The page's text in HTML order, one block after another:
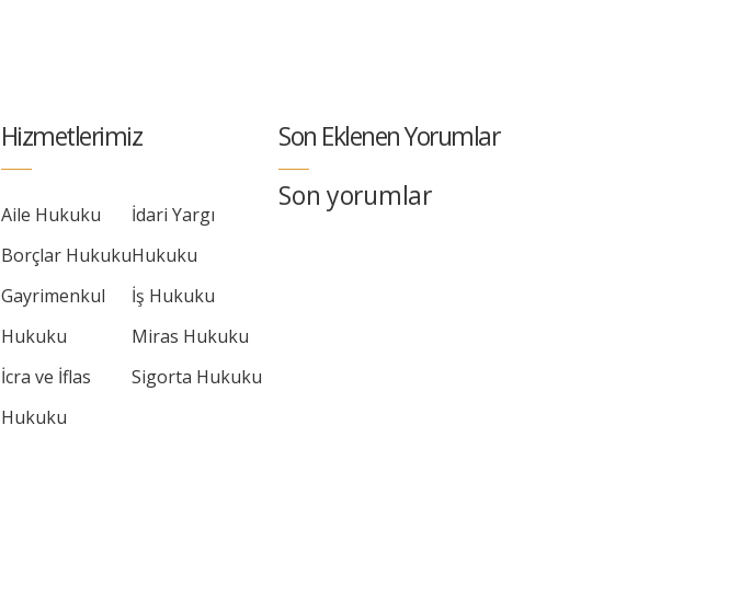
Hizmetlerimiz
Aile Hukuku
Borçlar Hukuku
Gayrimenkul
Hukuku
İcra ve İflas
Hukuku
İdari Yargı
Hukuku
İş Hukuku
Miras Hukuku
Sigorta Hukuku
Son Eklenen Yorumlar
Son yorumlar